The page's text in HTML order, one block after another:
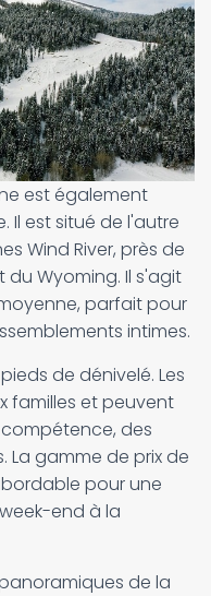
est également
Il est situé de l'autre
Wind River, près de
du Wyoming. Il s'agit
parfait pour
intimes.
de dénivelé. Les
familles et peuvent
des
La gamme de prix de
pour une
end à la
de la